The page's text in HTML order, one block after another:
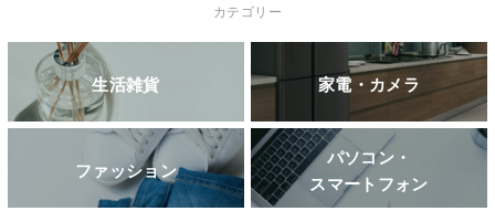
カテゴリー
生活雑貨 家電・カメラ
ファッション
パソコン・
スマートフォン